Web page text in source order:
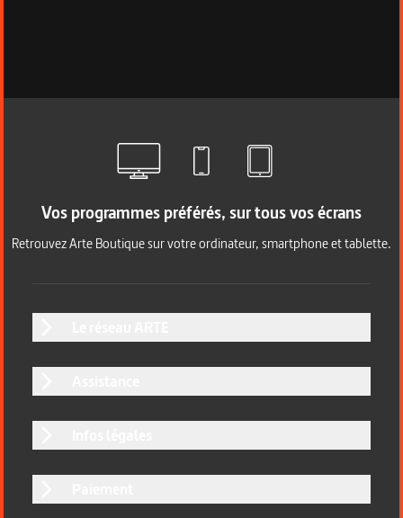
Vos programmes préférés, sur tous vos écrans
Retrouvez Arte Boutique sur votre ordinateur, smartphone et tablette.